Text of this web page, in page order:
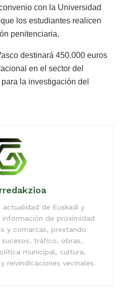
con la Universidad
los estudiantes realicen
penitenciaria.
destinará 450.000 euros
en el sector del
la investigación del
actualidad de Euskadi y
información de proximidad
y comarcas, prestando
tráfico, obras,
municipal, cultura,
reivindicaciones vecinales.